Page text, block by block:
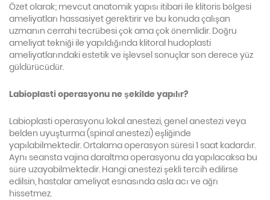
Özet olarak; mevcut anatomik yapısı itibari ile klitoris bölgesi
ameliyatları hassasiyet gerektirir ve bu konuda çalışan
uzmanın cerrahi tecrübesi çok ama çok önemlidir. Doğru
ameliyat tekniği ile yapıldığında klitoral hudoplasti
ameliyatlarındaki estetik ve işlevsel sonuçlar son derece yüz
güldürücüdür.
Labioplasti operasyonu ne şekilde yapılır?
Labioplasti operasyonu lokal anestezi, genel anestezi veya
belden uyuşturma (spinal anestezi) eşliğinde
yapılabilmektedir. Ortalama operasyon süresi 1 saat kadardır.
Aynı seansta vajina daraltma operasyonu da yapılacaksa bu
süre uzayabilmektedir. Hangi anestezi şekli tercih edilirse
edilsin, hastalar ameliyat esnasında asla acı ve ağrı
hissetmez.